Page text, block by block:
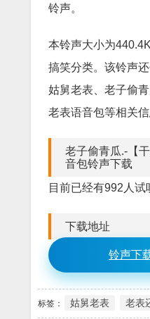
铃声。
本铃声大小为
搞笑分类。该铃声
姑舅老表、老子偷
老表语音包等相关信
老子偷青瓜.-【
音包铃声下载
目前已经有992人试
下载地址
铃声下
标签： 姑舅老表 老表